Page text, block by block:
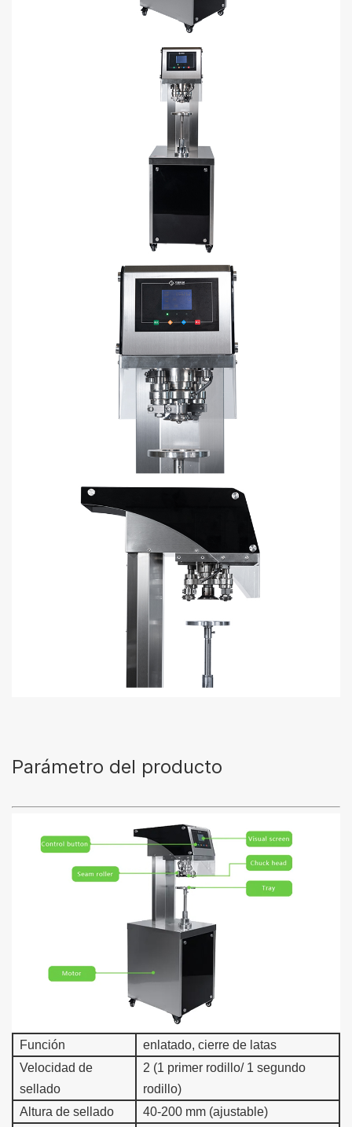
Parámetro del producto
Función
enlatado, cierre de latas
Velocidad de
sellado
2 (1 primer rodillo/ 1 segundo
rodillo)
Altura de sellado
40-200 mm (ajustable)